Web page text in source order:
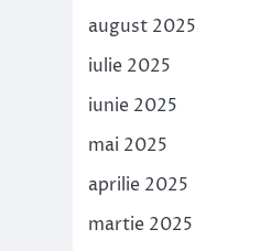
august 2025
iulie 2025
iunie 2025
mai 2025
aprilie 2025
martie 2025